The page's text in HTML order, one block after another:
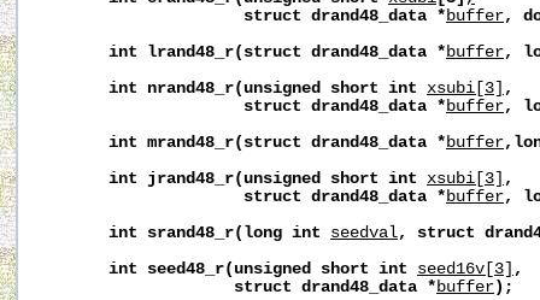
struct drand48_data *buffer,
int
lrand48_r(struct drand48_data *buffer,
int
nrand48_r(unsigned short int xsubi[3]
,
struct drand48_data *buffer,
int mrand48_r(struct drand48_data *buffer
int
jrand48_r(unsigned short int xsubi[3]
,
struct drand48_data *buffer,
int
srand48_r(long int seedval, struct
int
seed48_r(unsigned short int seed16v[3]
,
struct drand48_data *buffer );